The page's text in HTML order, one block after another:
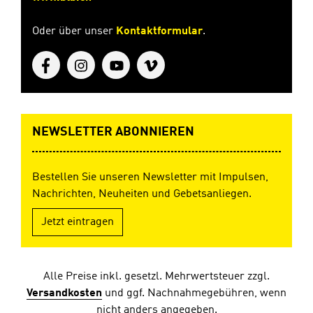
Oder über unser Kontaktformular.
NEWSLETTER ABONNIEREN
Bestellen Sie unseren Newsletter mit Impulsen,
Nachrichten, Neuheiten und Gebetsanliegen.
Jetzt eintragen
Alle Preise inkl. gesetzl. Mehrwertsteuer zzgl.
Versandkosten und ggf. Nachnahmegebühren, wenn
nicht anders angegeben.